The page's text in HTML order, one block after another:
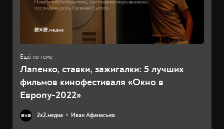
Лапенко, ставки, зажигалки: 5 лучших
фильмов кинофестиваля «Окно в
Европу-2022»
2х2.медиа Иван Афанасьев